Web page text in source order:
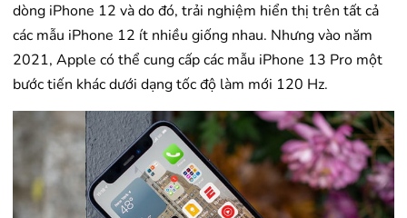
dòng iPhone 12 và do đó, trải nghiệm hiển thị trên tất cả
các mẫu iPhone 12 ít nhiều giống nhau. Nhưng vào năm
2021, Apple có thể cung cấp các mẫu iPhone 13 Pro một
bước tiến khác dưới dạng tốc độ làm mới 120 Hz.